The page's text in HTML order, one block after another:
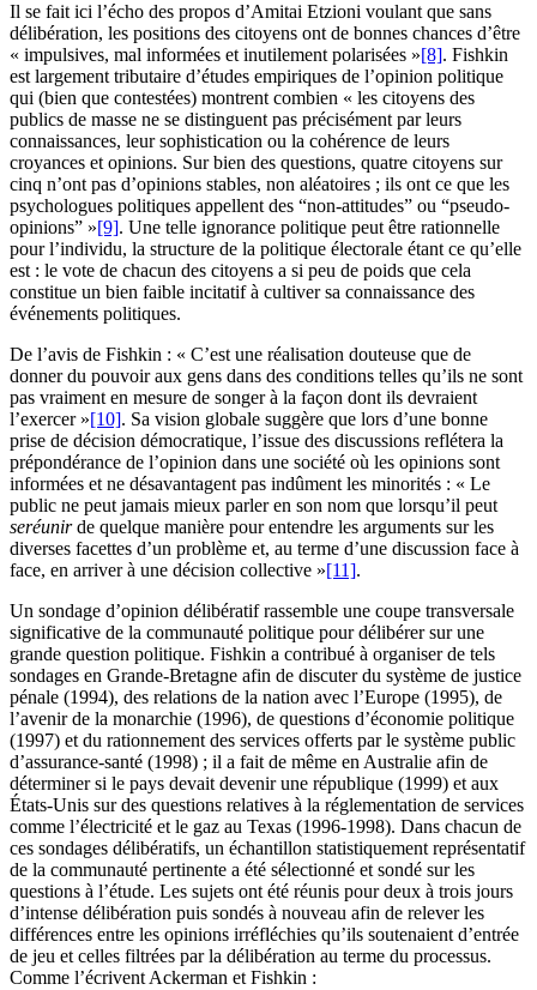
Il se fait ici l’écho des propos d’Amitai Etzioni voulant que sans
délibération, les positions des citoyens ont de bonnes chances d’être
« impulsives, mal informées et inutilement polarisées »[8]. Fishkin
est largement tributaire d’études empiriques de l’opinion politique
qui (bien que contestées) montrent combien « les citoyens des
publics de masse ne se distinguent pas précisément par leurs
connaissances, leur sophistication ou la cohérence de leurs
croyances et opinions. Sur bien des questions, quatre citoyens sur
cinq n’ont pas d’opinions stables, non aléatoires ; ils ont ce que les
psychologues politiques appellent des “non-attitudes” ou “pseudo-
opinions” »[9]. Une telle ignorance politique peut être rationnelle
pour l’individu, la structure de la politique électorale étant ce qu’elle
est : le vote de chacun des citoyens a si peu de poids que cela
constitue un bien faible incitatif à cultiver sa connaissance des
événements politiques.
De l’avis de Fishkin : « C’est une réalisation douteuse que de
donner du pouvoir aux gens dans des conditions telles qu’ils ne sont
pas vraiment en mesure de songer à la façon dont ils devraient
l’exercer »[10]. Sa vision globale suggère que lors d’une bonne
prise de décision démocratique, l’issue des discussions reflétera la
prépondérance de l’opinion dans une société où les opinions sont
informées et ne désavantagent pas indûment les minorités : « Le
public ne peut jamais mieux parler en son nom que lorsqu’il peut
seréunirde quelque manière pour entendre les arguments sur les
diverses facettes d’un problème et, au terme d’une discussion face à
face, en arriver à une décision collective »[11].
Un sondage d’opinion délibératif rassemble une coupe transversale
significative de la communauté politique pour délibérer sur une
grande question politique. Fishkin a contribué à organiser de tels
sondages en Grande-Bretagne afin de discuter du système de justice
pénale (1994), des relations de la nation avec l’Europe (1995), de
l’avenir de la monarchie (1996), de questions d’économie politique
(1997) et du rationnement des services offerts par le système public
d’assurance-santé (1998) ; il a fait de même en Australie afin de
déterminer si le pays devait devenir une république (1999) et aux
États-Unis sur des questions relatives à la réglementation de services
comme l’électricité et le gaz au Texas (1996-1998). Dans chacun de
ces sondages délibératifs, un échantillon statistiquement représentatif
de la communauté pertinente a été sélectionné et sondé sur les
questions à l’étude. Les sujets ont été réunis pour deux à trois jours
d’intense délibération puis sondés à nouveau afin de relever les
différences entre les opinions irréfléchies qu’ils soutenaient d’entrée
de jeu et celles filtrées par la délibération au terme du processus.
Comme l’écrivent Ackerman et Fishkin :